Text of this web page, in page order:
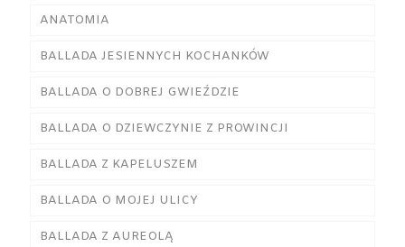
ANATOMIA
BALLADA JESIENNYCH KOCHANKÓW
BALLADA O DOBREJ GWIEŹDZIE
BALLADA O DZIEWCZYNIE Z PROWINCJI
BALLADA Z KAPELUSZEM
BALLADA O MOJEJ ULICY
BALLADA Z AUREOLĄ